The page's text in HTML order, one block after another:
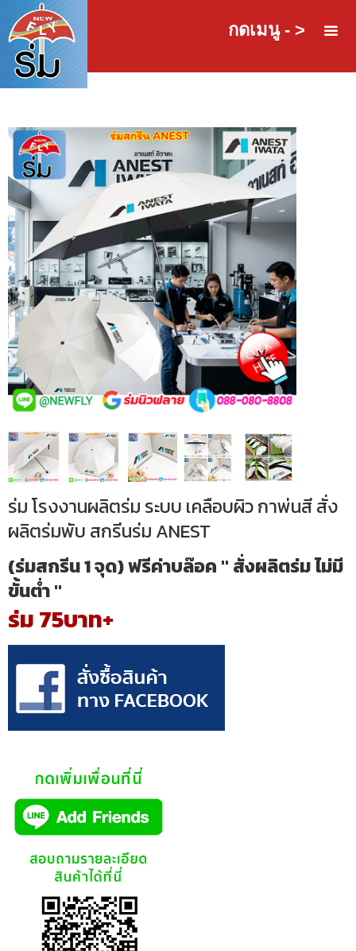
กดเมนู - >
ร่ม โรงงานผลิตร่ม ระบบ เคลือบผิว กาพ่นสี สั่ง
ผลิตร่มพับ สกรีนร่ม ANEST
(ร่มสกรีน 1 จุด) ฟรีค่าบล๊อค " สั่งผลิตร่ม ไม่มี
ขั้นต่ำ "
ร่ม 75บาท+